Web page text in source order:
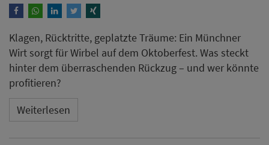
Klagen, Rücktritte, geplatzte Träume: Ein Münchner
Wirt sorgt für Wirbel auf dem Oktoberfest. Was steckt
hinter dem überraschenden Rückzug – und wer könnte
profitieren?
Weiterlesen